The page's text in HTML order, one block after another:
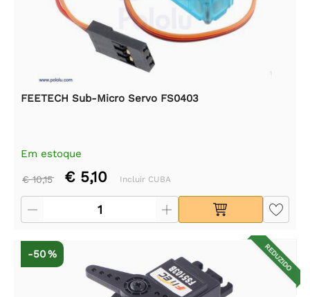
FEETECH Sub-Micro Servo FS0403
Em estoque
€ 10,15 € 5,10 Incluir CUBA
REDUZIDO
-50 %